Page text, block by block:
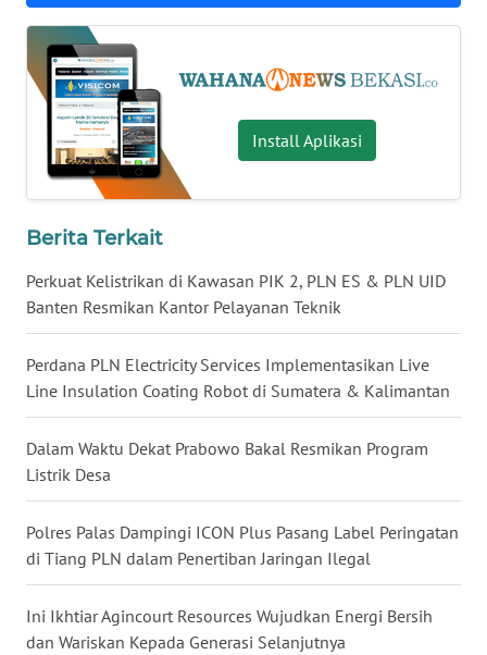
Install Aplikasi
Berita Terkait
Perkuat Kelistrikan di Kawasan PIK 2, PLN ES & PLN UID
Banten Resmikan Kantor Pelayanan Teknik
Perdana PLN Electricity Services Implementasikan Live
Line Insulation Coating Robot di Sumatera & Kalimantan
Dalam Waktu Dekat Prabowo Bakal Resmikan Program
Listrik Desa
Polres Palas Dampingi ICON Plus Pasang Label Peringatan
di Tiang PLN dalam Penertiban Jaringan Ilegal
Ini Ikhtiar Agincourt Resources Wujudkan Energi Bersih
dan Wariskan Kepada Generasi Selanjutnya
MALUT
WN
DAIRI
WN
DANAU
WN
NIAS
WN
SELATAN
TANJUNG
LESUNG
WN
KARO